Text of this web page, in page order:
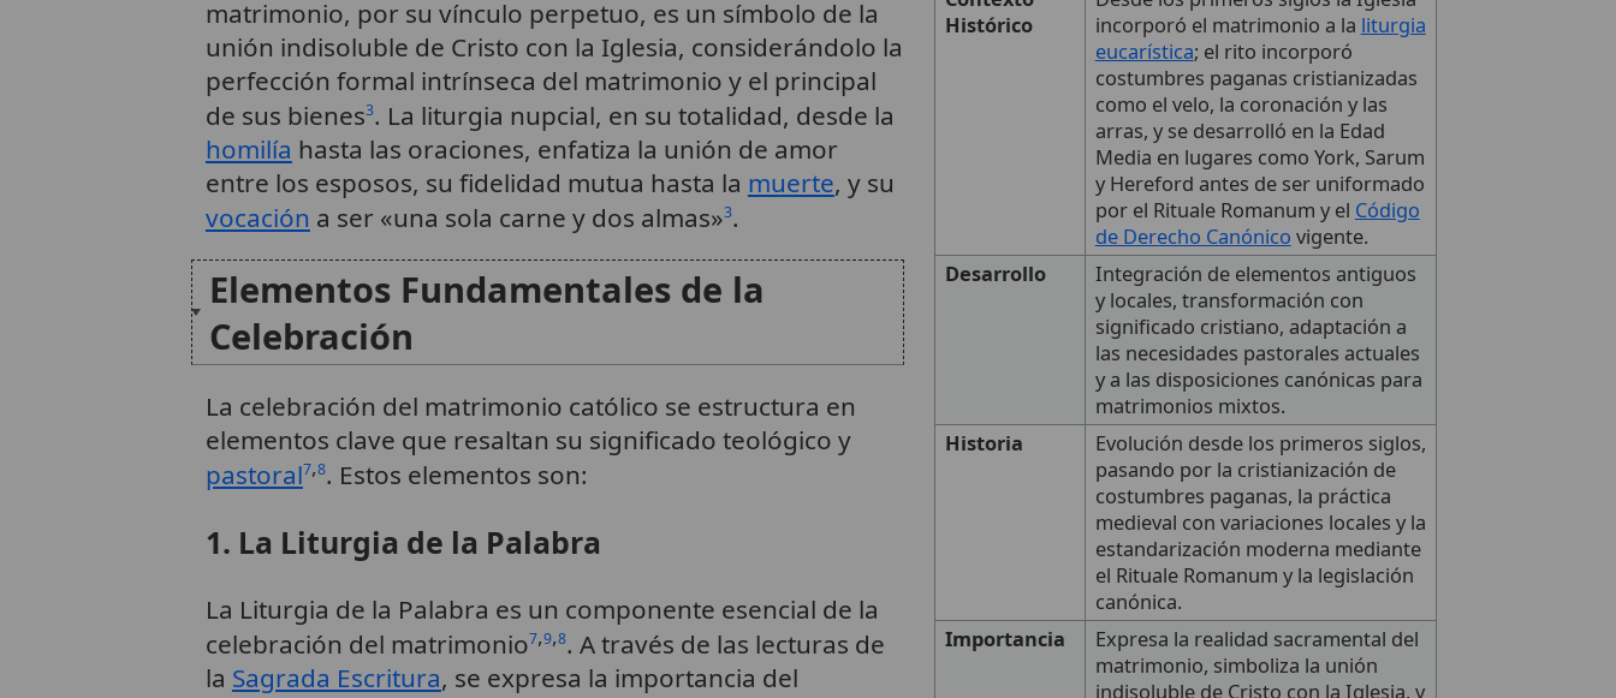
Histórico
incorporó el matrimonio a la liturgia
eucarística; el rito incorporó
costumbres paganas cristianizadas
como el velo, la coronación y las
arras, y se desarrolló en la Edad
Media en lugares como York, Sarum
y Hereford antes de ser uniformado
por el Rituale Romanum y el Código
de Derecho Canónico vigente.
Desarrollo
Integración de elementos antiguos
y locales, transformación con
significado cristiano, adaptación a
las necesidades pastorales actuales
y a las disposiciones canónicas para
matrimonios mixtos.
Historia
Evolución desde los primeros siglos,
pasando por la cristianización de
costumbres paganas, la práctica
medieval con variaciones locales y la
estandarización moderna mediante
el Rituale Romanum y la legislación
canónica.
Importancia
Expresa la realidad sacramental del
matrimonio, simboliza la unión
indisoluble de Cristo con la Iglesia, y
matrimonio, por su vínculo perpetuo, es un símbolo de la
unión indisoluble de Cristo con la Iglesia, considerándolo la
perfección formal intrínseca del matrimonio y el principal
de sus bienes3. La liturgia nupcial, en su totalidad, desde la
homilía hasta las oraciones, enfatiza la unión de amor
entre los esposos, su fidelidad mutua hasta la muerte, y su
vocación a ser «una sola carne y dos almas»3.
Elementos Fundamentales de la
Celebración
La celebración del matrimonio católico se estructura en
elementos clave que resaltan su significado teológico y
pastoral7,8. Estos elementos son:
1. La Liturgia de la Palabra
La Liturgia de la Palabra es un componente esencial de la
celebración del matrimonio7,9,8. A través de las lecturas de
la Sagrada Escritura, se expresa la importancia del